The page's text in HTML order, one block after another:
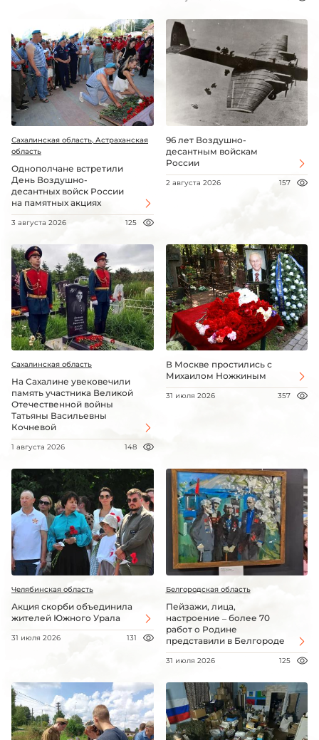
Сахалинская область, Астраханская
область
Однополчане встретили
День Воздушно-
десантных войск России
на памятных акциях
3 августа 2026 125
96 лет Воздушно-
десантным войскам
России
2 августа 2026 157
Сахалинская область
На Сахалине увековечили
память участника Великой
Отечественной войны
Татьяны Васильевны
Кочневой
1 августа 2026 148
В Москве простились с
Михаилом Ножкиным
31 июля 2026 357
Челябинская область
Акция скорби объединила
жителей Южного Урала
31 июля 2026 131
Белгородская область
Пейзажи, лица,
настроение – более 70
работ о Родине
представили в Белгороде
31 июля 2026 125